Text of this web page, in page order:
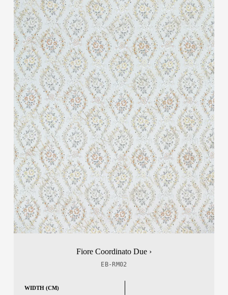
Fiore Coordinato Due ›
EB-RM02
WIDTH (CM)